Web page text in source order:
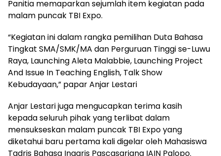
Panitia memaparkan sejumlah item kegiatan pada
malam puncak TBI Expo.
“Kegiatan ini dalam rangka pemilihan Duta Bahasa
Tingkat SMA/SMK/MA dan Perguruan Tinggi se-Luwu
Raya, Launching Aleta Malabbie, Launching Project
And Issue In Teaching English, Talk Show
Kebudayaan,” papar Anjar Lestari
Anjar Lestari juga mengucapkan terima kasih
kepada seluruh pihak yang terlibat dalam
mensukseskan malam puncak TBI Expo yang
diketahui baru pertama kali digelar oleh Mahasiswa
Tadris Bahasa Inggris Pascasarjana IAIN Palopo.